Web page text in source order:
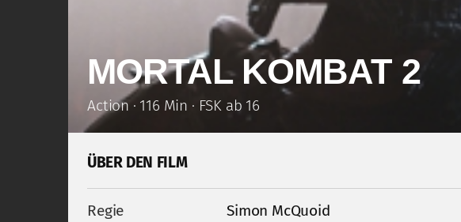
MORTAL KOMBAT 2
Action · 116 Min · FSK ab 16
ÜBER DEN FILM
Regie
Simon McQuoid